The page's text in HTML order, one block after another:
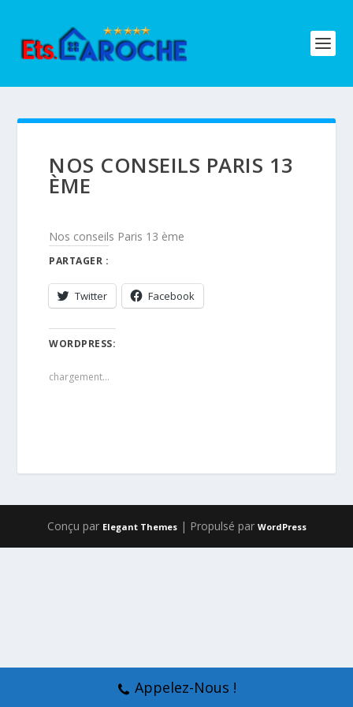
NOS CONSEILS PARIS 13
ÈME
Nos conseils Paris 13 ème
PARTAGER :
Twitter Facebook
WORDPRESS:
chargement…
Conçu par Elegant Themes| Propulsé par WordPress
Appelez-Nous !